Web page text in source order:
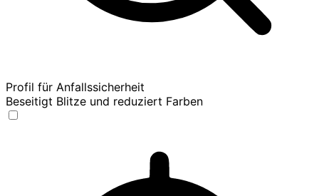
Profil für Anfallssicherheit
Beseitigt Blitze und reduziert Farben